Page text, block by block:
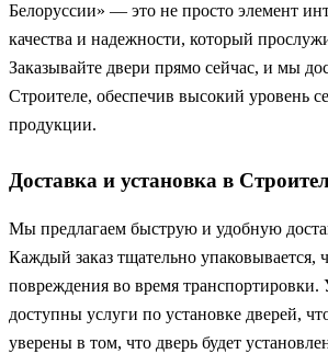
Белоруссии» — это не просто элемент
качества и надежности, который
Заказывайте двери прямо сейчас, и мы
Строителе, обеспечив высокий уровень
продукции.
Доставка и установка в
Мы предлагаем быструю и удобную
Каждый заказ тщательно упаковывается,
повреждения во время транспортировки.
доступны услуги по установке дверей,
уверены в том, что дверь будет